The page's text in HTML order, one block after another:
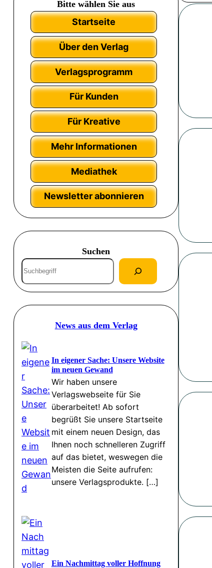
Bitte wählen Sie aus
Startseite
Über den Verlag
Verlagsprogramm
Für Kunden
Für Kreative
Mehr Informationen
Mediathek
Newsletter abonnieren
Suchen
S
u
c
h
News aus dem Verlag
In eigener Sache: Unsere Website
im neuen Gewand
Wir haben unsere
Verlagswebseite für Sie
überarbeitet! Ab sofort
begrüßt Sie unsere Startseite
mit einem neuen Design, das
Ihnen noch schnelleren Zugriff
auf das bietet, weswegen die
Meisten die Seite aufrufen:
unsere Verlagsprodukte. […]
Ein Nachmittag voller Hoffnung